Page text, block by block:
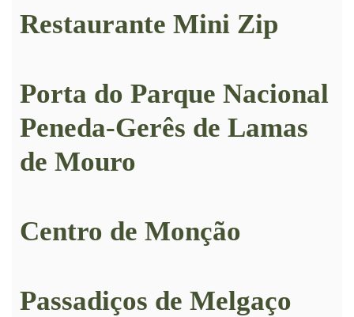
Restaurante Mini Zip
Porta do Parque Nacional
Peneda-Gerês de Lamas
de Mouro
Centro de Monção
Passadiços de Melgaço